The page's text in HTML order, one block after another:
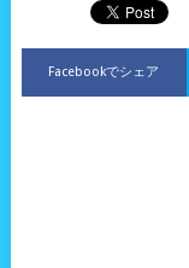
Facebookでシェア